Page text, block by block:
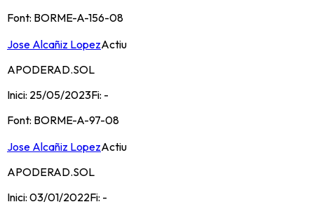
Font: BORME-A-156-08
Jose Alcañiz LopezActiu
APODERAD.SOL
Inici: 25/05/2023Fi: -
Font: BORME-A-97-08
Jose Alcañiz LopezActiu
APODERAD.SOL
Inici: 03/01/2022Fi: -